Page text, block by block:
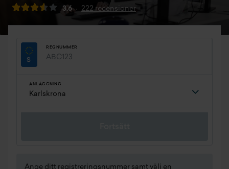
3.6 222 recensioner
REGNUMMER
ANLÄGGNING
Ange ditt registreringsnummer samt välj en